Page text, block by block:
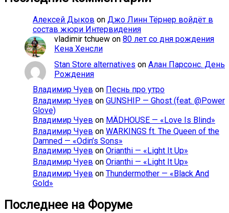
Алексей Дыков on Джо Линн Тёрнер войдёт в
состав жюри Интервидения
vladimir tchuew on 80 лет со дня рождения
Кена Хенсли
Stan Store alternatives on Алан Парсонс. День
Рождения
Владимир Чуев on Песнь про утро
Владимир Чуев on GUNSHIP — Ghost (feat. @Power
Glove)
Владимир Чуев on MÄDHOUSE — «Love Is Blind»
Владимир Чуев on WARKINGS ft. The Queen of the
Damned — «Odin’s Sons»
Владимир Чуев on Orianthi — «Light It Up»
Владимир Чуев on Orianthi — «Light It Up»
Владимир Чуев on Thundermother — «Black And
Gold»
Последнее на Форуме